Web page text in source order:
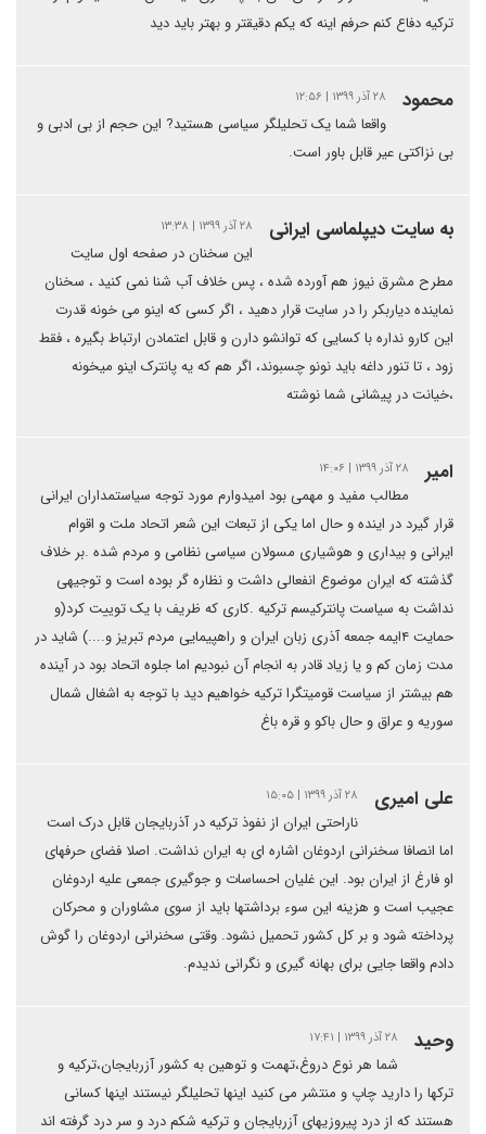
ترکیه دفاع کنم حرفم اینه که یکم دقیقتر و بهتر باید دید
محمود ۲۸ آذر ۱۳۹۹ | ۱۲:۵۶
واقعا شما یک تحلیلگر سیاسی هستید? این حجم از بی ادبی و
بی نزاکتی عیر قابل باور است.
به سایت دیپلماسی ایرانی ۲۸ آذر ۱۳۹۹ | ۱۳:۳۸
این سخنان در صفحه اول سایت
مطرح مشرق نیوز هم آورده شده ، پس خلاف آب شنا نمی کنید ، سخنان
نماینده دیاربکر را در سایت قرار دهید ، اگر کسی که اینو می خونه قدرت
این کارو نداره با کسایی که توانشو دارن و قابل اعتمادن ارتباط بگیره ، فقط
زود ، تا تنور داغه باید نونو چسبوند، اگر هم که یه پانترک اینو میخونه
،خیانت در پیشانی شما نوشته
امیر ۲۸ آذر ۱۳۹۹ | ۱۴:۰۶
مطالب مفید و مهمی بود امیدوارم مورد توجه سیاستمداران ایرانی
قرار گیرد در اینده و حال اما یکی از تبعات این شعر اتحاد ملت و اقوام
ایرانی و بیداری و هوشیاری مسولان سیاسی نظامی و مردم شده .بر خلاف
گذشته که ایران موضوع انفعالی داشت و نظاره گر بوده است و توجیهی
نداشت به سیاست پانترکیسم ترکیه .کاری که ظریف با یک توییت کرد(و
حمایت ۴ایمه جمعه آذری زبان ایران و راهپیمایی مردم تبریز و....) شاید در
مدت زمان کم و یا زیاد قادر به انجام آن نبودیم اما جلوه اتحاد بود در آینده
هم بیشتر از سیاست قومیتگرا ترکیه خواهیم دید با توجه به اشغال شمال
سوریه و عراق و حال باکو و قره باغ
علی امیری ۲۸ آذر ۱۳۹۹ | ۱۵:۰۵
ناراحتی ایران از نفوذ ترکیه در آذربایجان قابل درک است
اما انصافا سخنرانی اردوغان اشاره ای به ایران نداشت. اصلا فضای حرفهای
او فارغ از ایران بود. این غلیان احساسات و جوگیری جمعی علیه اردوغان
عجیب است و هزینه این سوء برداشتها باید از سوی مشاوران و محرکان
پرداخته شود و بر کل کشور تحمیل نشود. وقتی سخنرانی اردوغان را گوش
دادم واقعا جایی برای بهانه گیری و نگرانی ندیدم.
وحید ۲۸ آذر ۱۳۹۹ | ۱۷:۴۱
شما هر نوع دروغ،تهمت و توهین به کشور آزربایجان،ترکیه و
ترکها را دارید چاپ و منتشر می کنید اینها تحلیلگر نیستند اینها کسانی
هستند که از درد پیروزیهای آزربایجان و ترکیه شکم درد و سر درد گرفته اند